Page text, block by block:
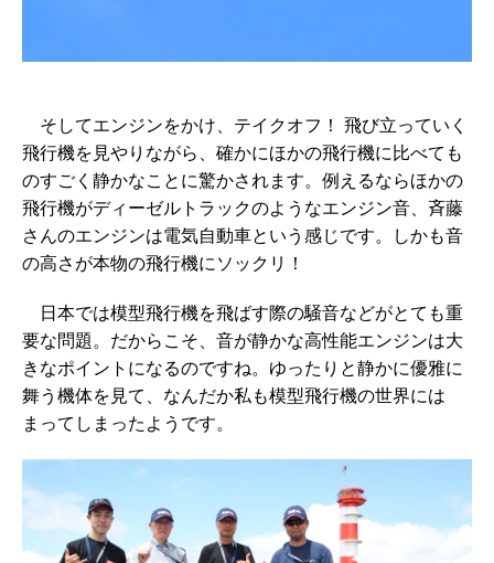
そしてエンジンをかけ、テイクオフ！ 飛び立っていく
飛行機を見やりながら、確かにほかの飛行機に比べても
のすごく静かなことに驚かされます。例えるならほかの
飛行機がディーゼルトラックのようなエンジン音、斉藤
さんのエンジンは電気自動車という感じです。しかも音
の高さが本物の飛行機にソックリ！
日本では模型飛行機を飛ばす際の騒音などがとても重
要な問題。だからこそ、音が静かな高性能エンジンは大
きなポイントになるのですね。ゆったりと静かに優雅に
舞う機体を見て、なんだか私も模型飛行機の世界には
まってしまったようです。